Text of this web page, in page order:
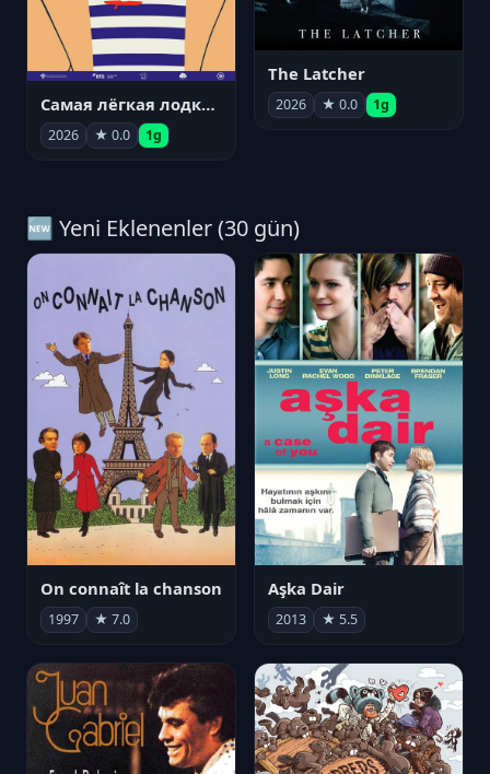
Самая лёгкая лодка в мире
2026 ★ 0.0 1g
The Latcher
2026 ★ 0.0 1g
🆕 Yeni Eklenenler (30 gün)
On connaît la chanson
1997 ★ 7.0
Aşka Dair
2013 ★ 5.5